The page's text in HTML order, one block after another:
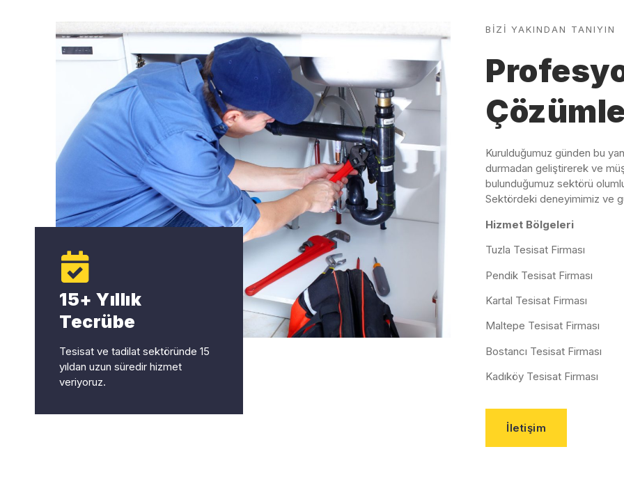
15+ Yıllık
Tecrübe
Tesisat ve tadilat sektöründe 15
yıldan uzun süredir hizmet
veriyoruz.
BİZİ YAKINDAN TANIYIN
Kurulduğumuz günden bu
durmadan geliştirerek ve
bulunduğumuz sektörü
Sektördeki deneyimimiz ve
Hizmet Bölgeleri
Tuzla Tesisat Firması
Pendik Tesisat Firması
Kartal Tesisat Firması
Maltepe Tesisat Firması
Bostancı Tesisat Firması
Kadıköy Tesisat Firması
İletişim